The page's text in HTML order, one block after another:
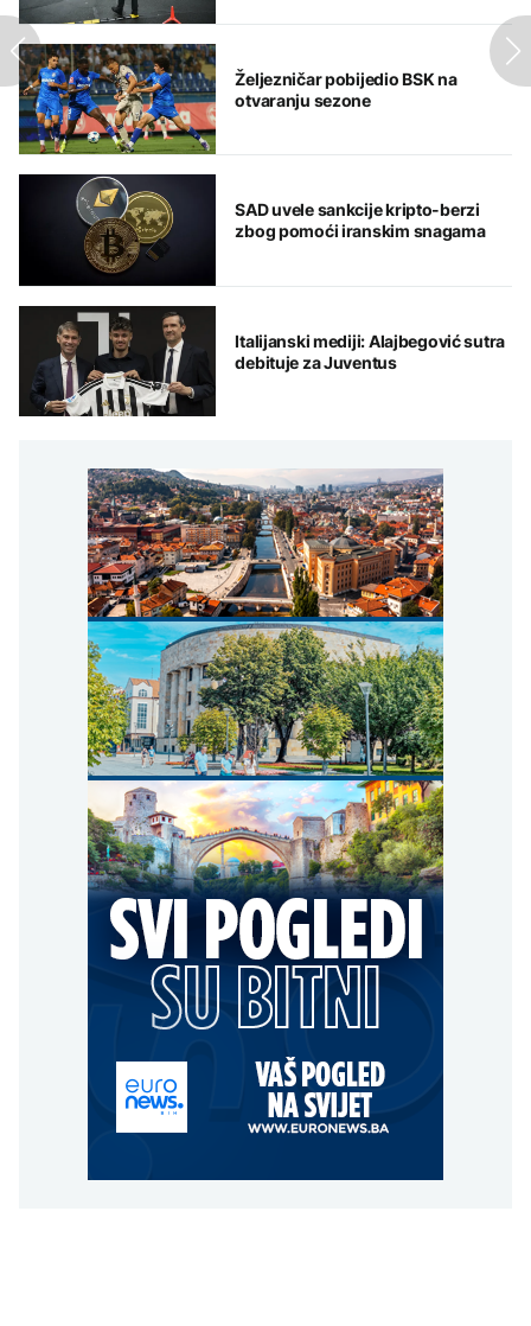
Željezničar pobijedio BSK na
otvaranju sezone
SAD uvele sankcije kripto-berzi
zbog pomoći iranskim snagama
Italijanski mediji: Alajbegović sutra
debituje za Juventus